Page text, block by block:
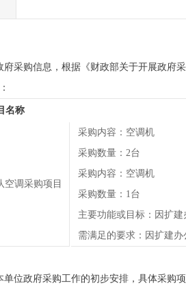
府采购信息，根据《财政部关于开展政府
名称
调采购项目
采购内容：空调机
采购数量：2台
采购内容：空调机
采购数量：1台
主要功能或目标：因扩
需满足的要求：因扩建
单位政府采购工作的初步安排，具体采购